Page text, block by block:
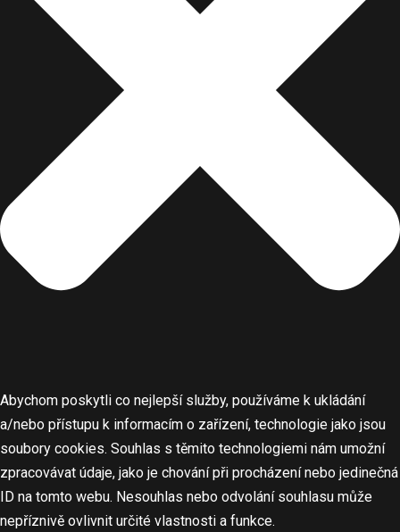
Abychom poskytli co nejlepší služby, používáme k ukládání
a/nebo přístupu k informacím o zařízení, technologie jako jsou
soubory cookies. Souhlas s těmito technologiemi nám umožní
zpracovávat údaje, jako je chování při procházení nebo jedinečná
ID na tomto webu. Nesouhlas nebo odvolání souhlasu může
nepříznivě ovlivnit určité vlastnosti a funkce.